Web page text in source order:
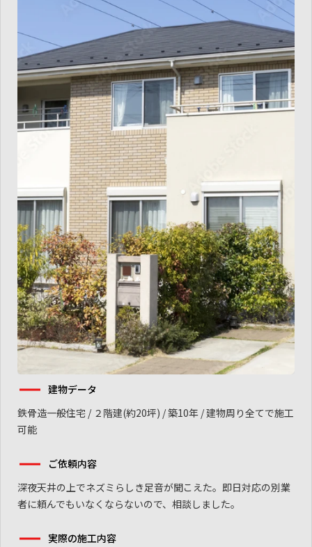
建物データ
鉄骨造一般住宅 / ２階建(約20坪) / 築10年 / 建物周り全てで施工
可能
ご依頼内容
深夜天井の上でネズミらしき足音が聞こえた。即日対応の別業
者に頼んでもいなくならないので、相談しました。
実際の施工内容